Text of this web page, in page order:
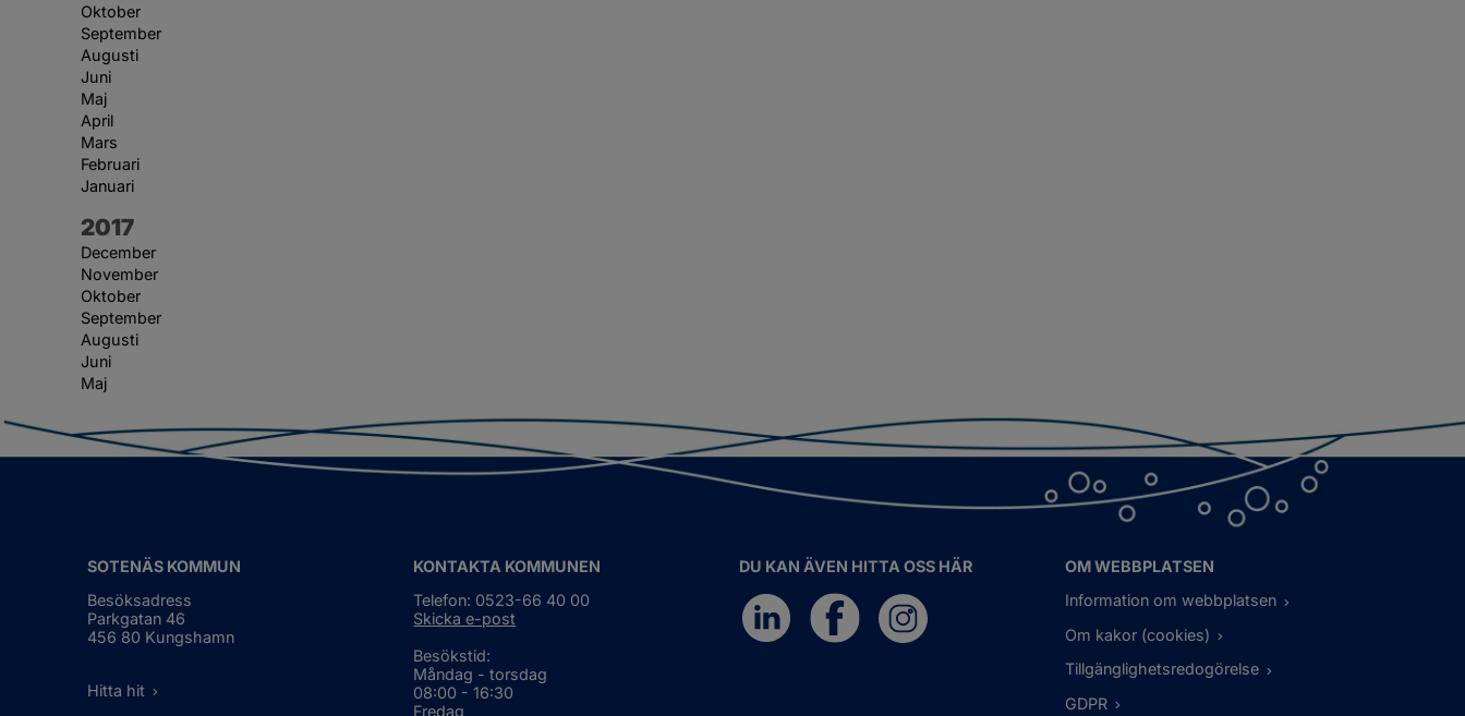
Oktober
September
Augusti
Juni
Maj
April
Mars
Februari
Januari
År:
2017
December
November
Oktober
September
Augusti
Juni
Maj
SOTENÄS KOMMUN
Besöksadress
Parkgatan 46
456 80 Kungshamn
Hitta hit
KONTAKTA KOMMUNEN
Telefon: 0523-66 40 00
Skicka e-post
Besökstid:
Måndag - torsdag
08:00 - 16:30
Fredag
DU KAN ÄVEN HITTA OSS HÄR
OM WEBBPLATSEN
Information om webbplatsen
Om kakor (cookies)
Tillgänglighetsredogörelse
GDPR